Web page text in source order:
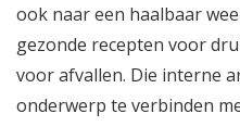
ook naareen haalbaar
gezonde recepten voor
voor afvallen. Die interne
onderwerp te verbinden